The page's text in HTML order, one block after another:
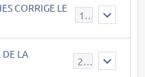
CORRIGE LE
15
DE LA
23